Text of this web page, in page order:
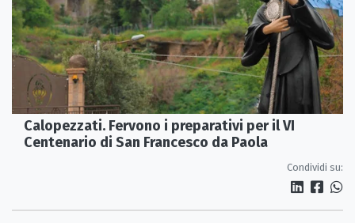
Calopezzati. Fervono i preparativi per il VI
Centenario di San Francesco da Paola
Condividi su: